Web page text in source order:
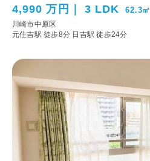
4,990 万円 3 LDK 62.3㎡
川崎市中原区
元住吉駅 徒歩8分 日吉駅 徒歩24分